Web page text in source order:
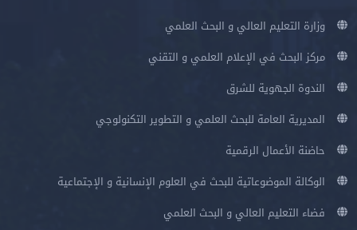
وزارة التعليم العالي و البحث العلمي
مركز البحث في الإعلام العلمي و التقني
الندوة الجهوية للشرق
المديرية العامة للبحث العلمي و التطوير التكنولوجي
حاضنة الأعمال الرقمية
الوكالة الموضوعاتية للبحث في العلوم الإنسانية و الإجتماعية
فضاء التعليم العالي و البحث العلمي